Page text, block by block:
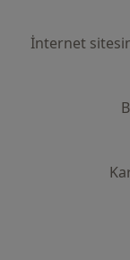
İnternet